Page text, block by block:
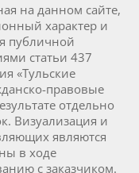
на данном сайте,
характер и
публичной
статьи 437
«Тульские
правовые
отдельно
Визуализация и
являются
в ходе
с заказчиком.